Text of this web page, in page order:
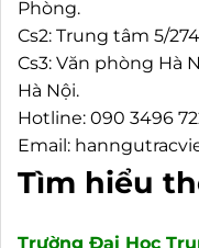
Phòng.
Cs2: Trung tâm 5/
Cs3: Văn phòng Hà
Hà Nội.
Hotline: 090 3496
Email:
Tìm hiểu
Trường Đại Học